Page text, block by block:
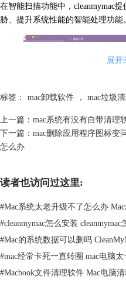
在智能扫描功能中，cleanmymac
胁、提升系统性能的智能处理功能。
如果用户长时间未清理mac系统，
统中的各种垃圾文件、恶意程序、
展开
标签： mac卸载软件 ， mac垃圾
上一篇： mac系统有没有自带清理
下一篇： mac删除应用程序图标变
怎么办
读者也访问过这里:
#Mac系统太老升级不了怎么办
#cleanmymac怎么安装 cleanmymac
#Mac的系统数据可以删吗
#mac经常卡死一直转圈 mac电脑
#Macbook文件清理软件 Mac电脑